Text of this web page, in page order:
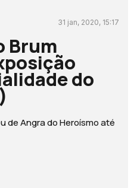
31 jan, 2020, 15:17
Brum
do
de Angra do Heroísmo até